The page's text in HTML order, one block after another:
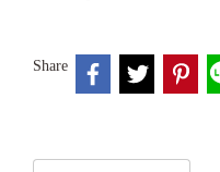
Share